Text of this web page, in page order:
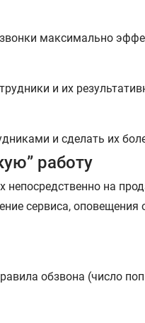
максимально
и их
и сделать их
работу
на
сервиса, оповещения
обзвона (число